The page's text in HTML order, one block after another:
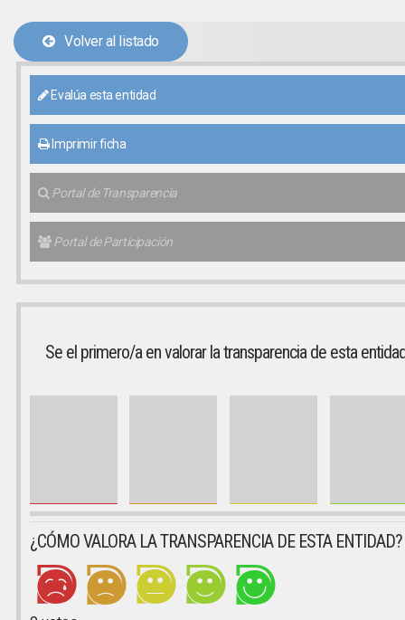
Volver al listado
Evalúa esta entidad
Imprimir ficha
Portal de Transparencia
Portal de Participación
Se el primero/a en valorar la transparencia de esta
¿CÓMO VALORA LA TRANSPARENCIA DE ESTA ENTIDAD?